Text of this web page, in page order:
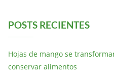
POSTS RECIENTES
Hojas de mango se
conservar alimentos